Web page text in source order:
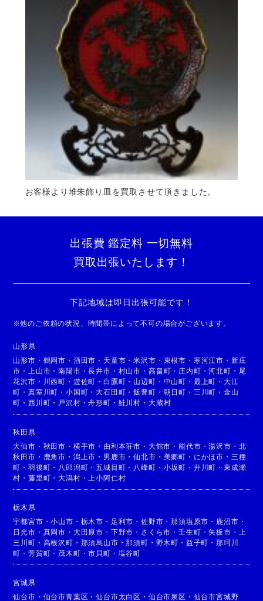
お客様より堆朱飾り皿を買取させて頂きました。
出張費 鑑定料 一切無料
買取出張いたします！
下記地域は即日出張可能です！
※他のご依頼の状況、時間帯によって不可の場合がございます。
山形県
山形市 ・ 鶴岡市 ・ 酒田市 ・ 天童市 ・米沢市 ・ 東根市 ・ 寒河江市 ・ 新庄
市 ・ 上山市 ・南陽市 ・長井市 ・ 村山市 ・ 高畠町 ・ 庄内町 ・河北町 ・ 尾
花沢市 ・ 川西町 ・ 遊佐町 ・ 白鷹町 ・ 山辺町 ・ 中山町 ・ 最上町 ・ 大江
町 ・真室川町 ・小国町 ・大石田町 ・飯豊町 ・ 朝日町 ・ 三川町 ・ 金山
町 ・西川町 ・ 戸沢村 ・舟形町 ・ 鮭川村 ・ 大蔵村
秋田県
大仙市 ・ 秋田市 ・ 横手市 ・ 由利本荘市 ・ 大館市 ・能代市 ・湯沢市 ・ 北
秋田市 ・ 鹿角市 ・ 潟上市 ・ 男鹿市 ・仙北市 ・ 美郷町 ・ にかほ市 ・ 三種
町 ・羽後町 ・ 八郎潟町 ・五城目町 ・ 八峰町 ・ 小坂町 ・ 井川町 ・ 東成瀬
村 ・藤里町 ・大潟村 ・ 上小阿仁村
栃木県
宇都宮市 ・小山市 ・ 栃木市 ・ 足利市 ・佐野市 ・那須塩原市 ・ 鹿沼市 ・
日光市 ・ 真岡市 ・ 大田原市 ・ 下野市 ・ さくら市 ・壬生町 ・矢板市 ・
上
三川町 ・ 高根沢町 ・ 那須烏山市 ・那須町 ・ 野木町 ・ 益子町 ・那珂川
町 ・芳賀町 ・ 茂木町 ・市貝町 ・ 塩谷町
宮城県
仙台市 ・ 仙台市青葉区 ・仙台市太白区 ・ 仙台市泉区 ・ 仙台市宮城野